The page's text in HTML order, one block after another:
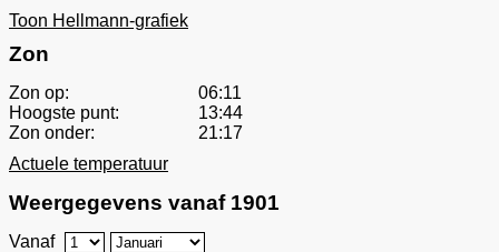
Toon Hellmann-grafiek
Zon
Zon op:
06:11
Hoogste punt:
13:44
Zon onder:
21:17
Actuele temperatuur
Weergegevens vanaf 1901
Vanaf